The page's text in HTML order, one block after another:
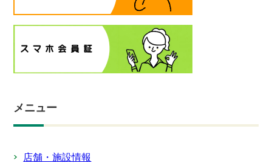
メニュー
店舗・施設情報